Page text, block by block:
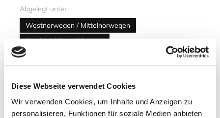
Diese Webseite verwendet Cookies
Wir verwenden Cookies, um Inhalte und Anzeigen zu
personalisieren, Funktionen für soziale Medien anbieten
Abgelegt unter
Westnorwegen / Mittelnorwegen
Outdoor / Sport / Freizeit
Kultur / Architektur / Design
Nächster Artikel
Papageitaucher-Saison auf Runde